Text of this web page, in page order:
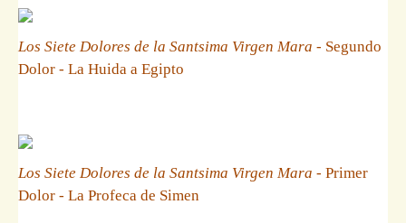
Los Siete Dolores de la Santsima Virgen Mara - Segundo
Dolor - La Huida a Egipto
Los Siete Dolores de la Santsima Virgen Mara - Primer
Dolor - La Profeca de Simen